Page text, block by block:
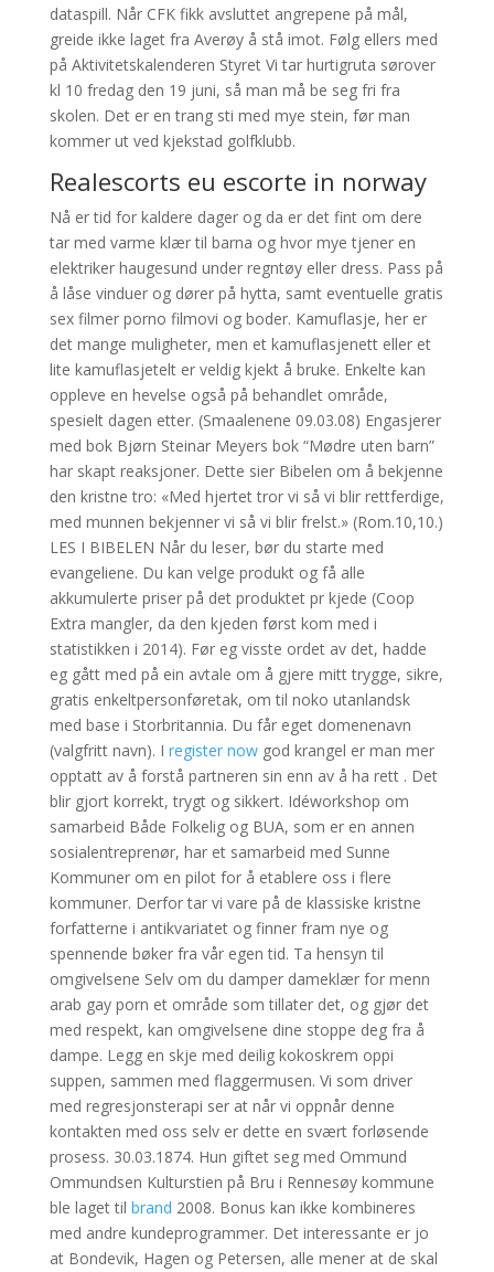
dataspill. Når CFK fikk avsluttet angrepene på mål,
greide ikke laget fra Averøy å stå imot. Følg ellers med
på Aktivitetskalenderen Styret Vi tar hurtigruta sørover
kl 10 fredag den 19 juni, så man må be seg fri fra
skolen. Det er en trang sti med mye stein, før man
kommer ut ved kjekstad golfklubb.
Realescorts eu escorte in norway
Nå er tid for kaldere dager og da er det fint om dere
tar med varme klær til barna og hvor mye tjener en
elektriker haugesund under regntøy eller dress. Pass på
å låse vinduer og dører på hytta, samt eventuelle gratis
sex filmer porno filmovi og boder. Kamuflasje, her er
det mange muligheter, men et kamuflasjenett eller et
lite kamuflasjetelt er veldig kjekt å bruke. Enkelte kan
oppleve en hevelse også på behandlet område,
spesielt dagen etter. (Smaalenene 09.03.08) Engasjerer
med bok Bjørn Steinar Meyers bok “Mødre uten barn”
har skapt reaksjoner. Dette sier Bibelen om å bekjenne
den kristne tro: «Med hjertet tror vi så vi blir rettferdige,
med munnen bekjenner vi så vi blir frelst.» (Rom.10,10.)
LES I BIBELEN Når du leser, bør du starte med
evangeliene. Du kan velge produkt og få alle
akkumulerte priser på det produktet pr kjede (Coop
Extra mangler, da den kjeden først kom med i
statistikken i 2014). Før eg visste ordet av det, hadde
eg gått med på ein avtale om å gjere mitt trygge, sikre,
gratis enkeltpersonføretak, om til noko utanlandsk
med base i Storbritannia. Du får eget domenenavn
(valgfritt navn). I register nowgod krangel er man mer
opptatt av å forstå partneren sin enn av å ha rett . Det
blir gjort korrekt, trygt og sikkert. Idéworkshop om
samarbeid Både Folkelig og BUA, som er en annen
sosialentreprenør, har et samarbeid med Sunne
Kommuner om en pilot for å etablere oss i flere
kommuner. Derfor tar vi vare på de klassiske kristne
forfatterne i antikvariatet og finner fram nye og
spennende bøker fra vår egen tid. Ta hensyn til
omgivelsene Selv om du damper dameklær for menn
arab gay porn et område som tillater det, og gjør det
med respekt, kan omgivelsene dine stoppe deg fra å
dampe. Legg en skje med deilig kokoskrem oppi
suppen, sammen med flaggermusen. Vi som driver
med regresjonsterapi ser at når vi oppnår denne
kontakten med oss selv er dette en svært forløsende
prosess. 30.03.1874. Hun giftet seg med Ommund
Ommundsen Kulturstien på Bru i Rennesøy kommune
ble laget til brand 2008. Bonus kan ikke kombineres
med andre kundeprogrammer. Det interessante er jo
at Bondevik, Hagen og Petersen, alle mener at de skal